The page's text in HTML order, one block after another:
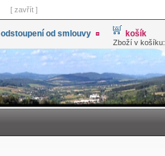
[ zavřít ]
odstoupení od smlouvy košík
Zboží v košíku: